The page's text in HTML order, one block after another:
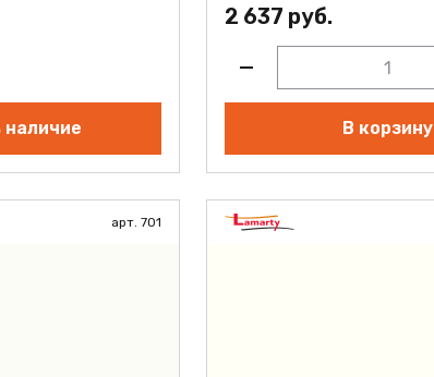
наличие
2 637 руб.
В корзину
арт. 701